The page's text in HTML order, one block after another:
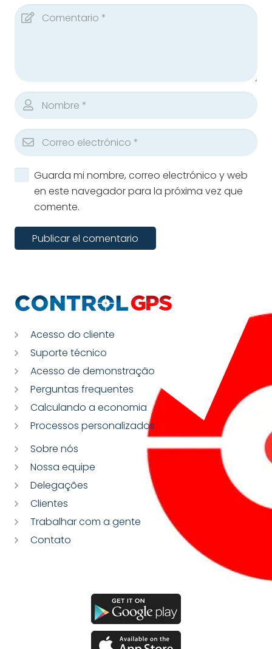
Guarda mi nombre, correo electrónico y web
en este navegador para la próxima vez que
comente.
Publicar el comentario
Acesso do cliente
Suporte técnico
Acesso de demonstração
Perguntas frequentes
Calculando a economia
Processos personalizados
Sobre nós
Nossa equipe
Delegações
Clientes
Trabalhar com a gente
Contato